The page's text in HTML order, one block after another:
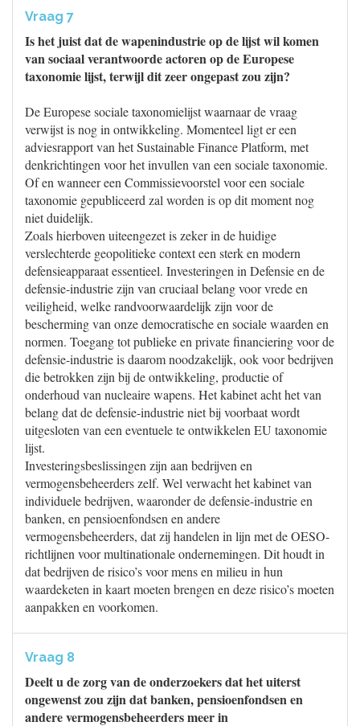
Vraag 7
Is het juist dat de wapenindustrie op de lijst wil komen
van sociaal verantwoorde actoren op de Europese
taxonomie lijst, terwijl dit zeer ongepast zou zijn?
De Europese sociale taxonomielijst waarnaar de vraag
verwijst is nog in ontwikkeling. Momenteel ligt er een
adviesrapport van het Sustainable Finance Platform, met
denkrichtingen voor het invullen van een sociale taxonomie.
Of en wanneer een Commissievoorstel voor een sociale
taxonomie gepubliceerd zal worden is op dit moment nog
niet duidelijk.
Zoals hierboven uiteengezet is zeker in de huidige
verslechterde geopolitieke context een sterk en modern
defensieapparaat essentieel. Investeringen in Defensie en de
defensie-industrie zijn van cruciaal belang voor vrede en
veiligheid, welke randvoorwaardelijk zijn voor de
bescherming van onze democratische en sociale waarden en
normen. Toegang tot publieke en private financiering voor de
defensie-industrie is daarom noodzakelijk, ook voor bedrijven
die betrokken zijn bij de ontwikkeling, productie of
onderhoud van nucleaire wapens. Het kabinet acht het van
belang dat de defensie-industrie niet bij voorbaat wordt
uitgesloten van een eventuele te ontwikkelen EU taxonomie
lijst.
Investeringsbeslissingen zijn aan bedrijven en
vermogensbeheerders zelf. Wel verwacht het kabinet van
individuele bedrijven, waaronder de defensie-industrie en
banken, en pensioenfondsen en andere
vermogensbeheerders, dat zij handelen in lijn met de OESO-
richtlijnen voor multinationale ondernemingen. Dit houdt in
dat bedrijven de risico’s voor mens en milieu in hun
waardeketen in kaart moeten brengen en deze risico’s moeten
aanpakken en voorkomen.
Vraag 8
Deelt u de zorg van de onderzoekers dat het uiterst
ongewenst zou zijn dat banken, pensioenfondsen en
andere vermogensbeheerders meer in